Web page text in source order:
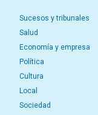
Sucesos y tribunales
Salud
Economía y empresa
Política
Cultura
Local
Sociedad